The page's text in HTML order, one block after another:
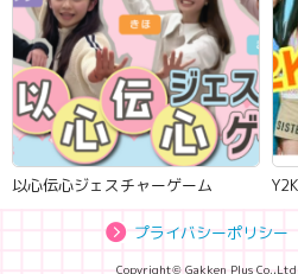
以心伝心ジェスチャーゲーム
プライバシーポリシー
Copyright© Gakken Plus